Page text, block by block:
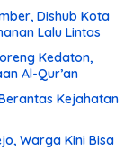
Dishub Kota
Lalu Lintas
Kedaton,
Al-Qur’an
Kejahatan
Warga Kini Bisa